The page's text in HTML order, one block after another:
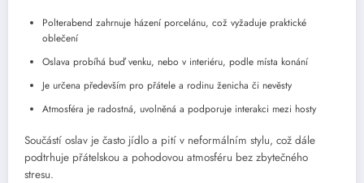
Polterabend zahrnuje házení porcelánu, což vyžaduje praktické
oblečení
Oslava probíhá buď venku, nebo v interiéru, podle místa konání
Je určena především pro přátele a rodinu ženicha či nevěsty
Atmosféra je radostná, uvolněná a podporuje interakci mezi hosty
Součástí oslav je často jídlo a pití v neformálním stylu, což dále
podtrhuje přátelskou a pohodovou atmosféru bez zbytečného
stresu.